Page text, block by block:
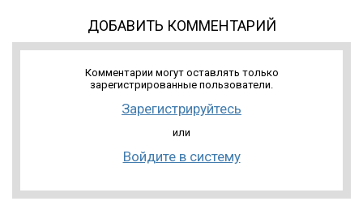
ДОБАВИТЬ КОММЕНТАРИЙ
Комментарии могут оставлять только
зарегистрированные пользователи.
Зарегистрируйтесь
или
Войдите в систему